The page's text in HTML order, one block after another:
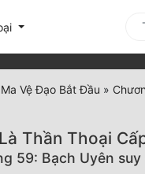
Vệ Đạo Bắt Đầu »
Thần Thoại
59: Bạch Uyên